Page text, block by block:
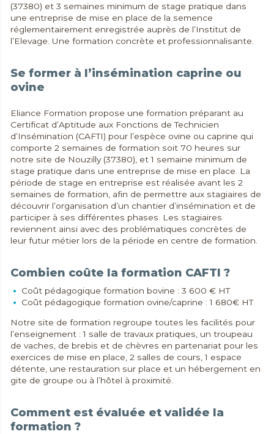
(37380) et 3 semaines minimum de stage pratique dans
une entreprise de mise en place de la semence
réglementairement enregistrée auprès de l’Institut de
l’Elevage. Une formation concrète et professionnalisante.
Se former à l’insémination caprine ou
ovine
Eliance Formation propose une formation préparant au
Certificat d’Aptitude aux Fonctions de Technicien
d’Insémination (CAFTI) pour l’espèce ovine ou caprine qui
comporte 2 semaines de formation soit 70 heures sur
notre site de Nouzilly (37380), et 1 semaine minimum de
stage pratique dans une entreprise de mise en place. La
période de stage en entreprise est réalisée avant les 2
semaines de formation, afin de permettre aux stagiaires de
découvrir l’organisation d’un chantier d’insémination et de
participer à ses différentes phases. Les stagiaires
reviennent ainsi avec des problématiques concrètes de
leur futur métier lors de la période en centre de formation.
Combien coûte la formation CAFTI ?
Coût pédagogique formation bovine : 3 600 € HT
Coût pédagogique formation ovine/caprine : 1 680€ HT
Notre site de formation regroupe toutes les facilités pour
l’enseignement : 1 salle de travaux pratiques, un troupeau
de vaches, de brebis et de chèvres en partenariat pour les
exercices de mise en place, 2 salles de cours, 1 espace
détente, une restauration sur place et un hébergement en
gite de groupe ou à l’hôtel à proximité.
Comment est évaluée et validée la
formation ?